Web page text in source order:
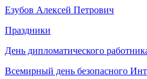
Езубов Алексей Петрович
Праздники
День дипломатического
Всемирный день безопасного